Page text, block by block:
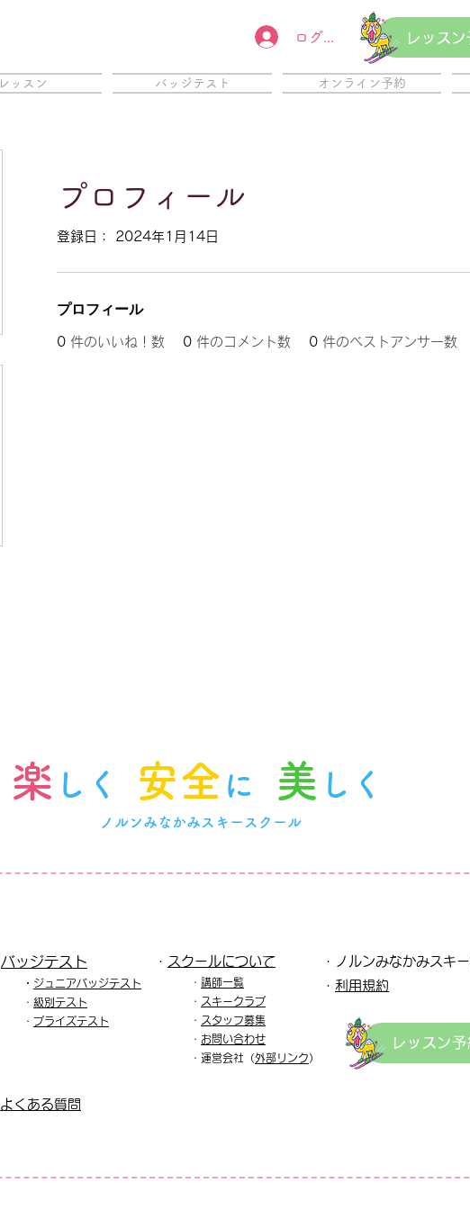
ログイン レッス
レッスン バッジテスト オンライン予約
プロフィール
登録日： 2024年1月14日
プロフィール
0 件のいいね！数 0 件のコメント数 0 件のベストアンサー数
楽 しく 安全 に 美 しく
ノルンみなかみスキースクール
レッスン
バッジテスト
・ ジュニアバッジテスト
・ 級別テスト
・ プライズテスト
・ スクールについて
・ 講師一覧
​・ スキークラブ
・ スタッフ募集
・ お問い合わせ
・運営会社（外部リンク）
・ノルンみなかみスキ
​・ 利用規約
よくある質問